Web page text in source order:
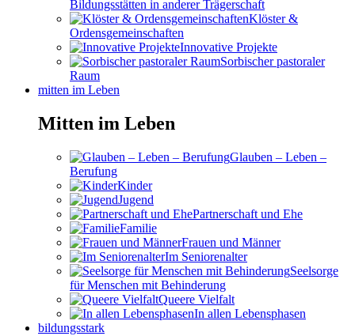
Bildungsstätten in anderer Trägerschaft
Klöster &
Ordensgemeinschaften
Innovative Projekte
Sorbischer pastoraler
Raum
mitten im Leben
Mitten im Leben
Glauben – Leben –
Berufung
Kinder
Jugend
Partnerschaft und Ehe
Familie
Frauen und Männer
Im Seniorenalter
Seelsorge
für Menschen mit Behinderung
Queere Vielfalt
In allen Lebensphasen
bildungsstark